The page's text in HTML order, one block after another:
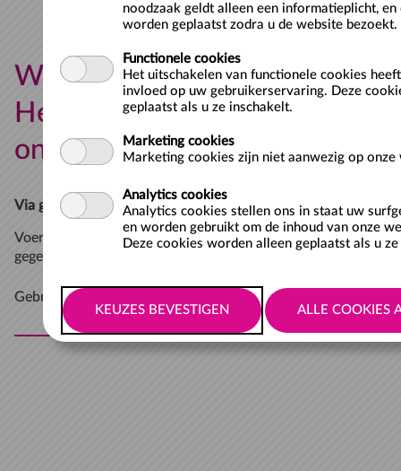
Wachtwoord vergeten?
Herstel je wachtwoord met
onderstaande opties.
Via gebruikersnaam
Voer je gebruikersnaam in en je ontvangt een e-mail met
gegevens om terug toegang te krijgen tot uw account.
Gebruikersnaam
noodzaak geldt alleen een informatieplicht, en
worden geplaatst zodra u de website bezoekt.
Functionele cookies
Het uitschakelen van functionele cookies
invloed op uw gebruikerservaring. Deze
geplaatst als u ze inschakelt.
Marketing cookies
Marketing cookies zijn niet aanwezig op onze
Analytics cookies
Analytics cookies stellen ons in staat uw
en worden gebruikt om de inhoud van onze
Deze cookies worden alleen geplaatst als u